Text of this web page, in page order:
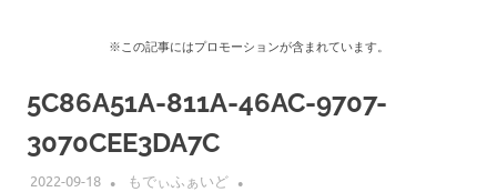
※この記事にはプロモーションが含まれています。
5C86A51A-811A-46AC-9707-
3070CEE3DA7C
2022-09-18 もでぃふぁいど